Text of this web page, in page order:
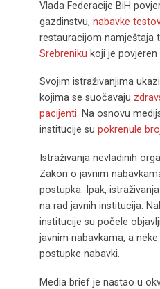
Vlada Federacije BiH
gazdinstvu, nabavke
restauracijom namještaja
Srebreniku koji je povjeren
Svojim istraživanjima
kojima se suočavaju
pacijenti. Na osnovu
institucije su pokrenule
Istraživanja nevladinih
Zakon o javnim
postupka. Ipak,
na rad javnih institucija.
institucije su počele
javnim nabavkama, a
postupke nabavki.
Media brief je nastao u